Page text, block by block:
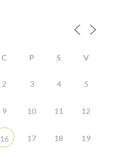
C P S V
2 3 4 5
9 10 11 12
16 17 18 19